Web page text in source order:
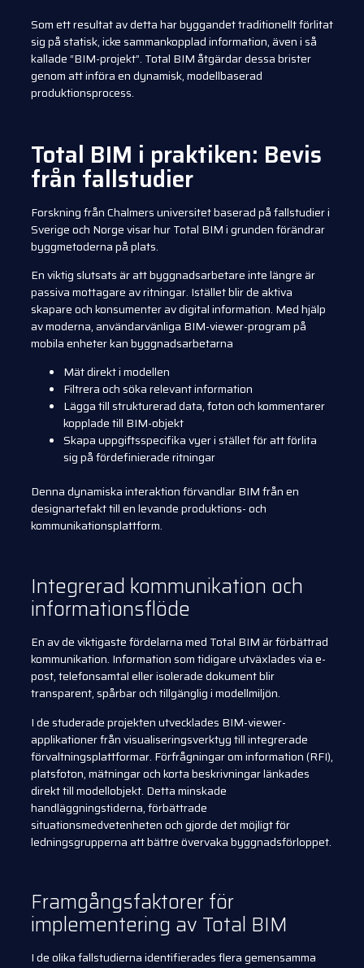
Som ett resultat av detta har byggandet traditionellt förlitat
sig på statisk, icke sammankopplad information, även i så
kallade “BIM-projekt”. Total BIM åtgärdar dessa brister
genom att införa en dynamisk, modellbaserad
produktionsprocess.
Total BIM i praktiken: Bevis
från fallstudier
Forskning från Chalmers universitet baserad på fallstudier i
Sverige och Norge visar hur Total BIM i grunden förändrar
byggmetoderna på plats.
En viktig slutsats är att byggnadsarbetare inte längre är
passiva mottagare av ritningar. Istället blir de aktiva
skapare och konsumenter av digital information. Med hjälp
av moderna, användarvänliga BIM-viewer-program på
mobila enheter kan byggnadsarbetarna
Mät direkt i modellen
Filtrera och söka relevant information
Lägga till strukturerad data, foton och kommentarer
kopplade till BIM-objekt
Skapa uppgiftsspecifika vyer i stället för att förlita
sig på fördefinierade ritningar
Denna dynamiska interaktion förvandlar BIM från en
designartefakt till en levande produktions- och
kommunikationsplattform.
Integrerad kommunikation och
informationsflöde
En av de viktigaste fördelarna med Total BIM är förbättrad
kommunikation. Information som tidigare utväxlades via e-
post, telefonsamtal eller isolerade dokument blir
transparent, spårbar och tillgänglig i modellmiljön.
I de studerade projekten utvecklades BIM-viewer-
applikationer från visualiseringsverktyg till integrerade
förvaltningsplattformar. Förfrågningar om information (RFI),
platsfoton, mätningar och korta beskrivningar länkades
direkt till modellobjekt. Detta minskade
handläggningstiderna, förbättrade
situationsmedvetenheten och gjorde det möjligt för
ledningsgrupperna att bättre övervaka byggnadsförloppet.
Framgångsfaktorer för
implementering av Total BIM
I de olika fallstudierna identifierades flera gemensamma